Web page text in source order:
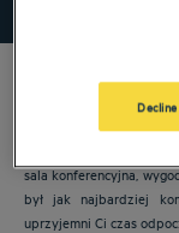
sala konferencyjna,
był jak najbardziej
uprzyjemni Ci czas